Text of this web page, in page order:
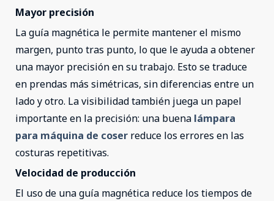
Mayor precisión
La guía magnética le permite mantener el mismo
margen, punto tras punto, lo que le ayuda a obtener
una mayor precisión en su trabajo. Esto se traduce
en prendas más simétricas, sin diferencias entre un
lado y otro. La visibilidad también juega un papel
importante en la precisión: una buena lámpara
para máquina de coser reduce los errores en las
costuras repetitivas.
Velocidad de producción
El uso de una guía magnética reduce los tiempos de